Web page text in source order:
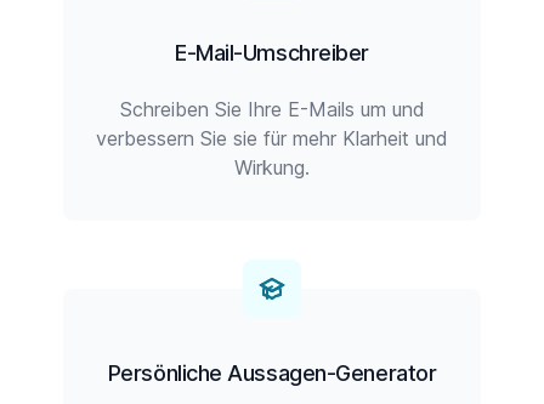
E-Mail-Umschreiber
Schreiben Sie Ihre E-Mails um und
verbessern Sie sie für mehr Klarheit und
Wirkung.
Persönliche Aussagen-Generator